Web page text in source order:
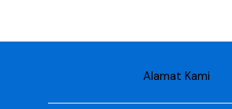
Alamat Kami